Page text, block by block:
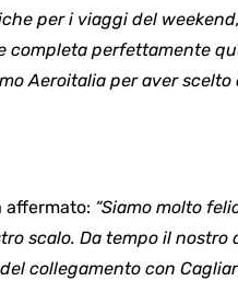
per i viaggi del
perfettamente
Aeroitalia per aver
affermato: “Siamo molto
scalo. Da tempo il nostro
collegamento con